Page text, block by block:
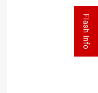
Flash Info